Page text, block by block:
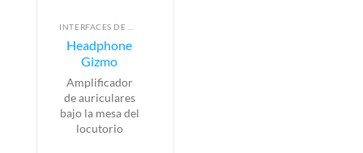
Headphone
Gizmo
Amplificador
de auriculares
bajo la mesa del
locutorio